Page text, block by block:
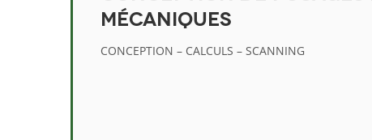
mécaniques
CONCEPTION – CALCULS – SCANNING